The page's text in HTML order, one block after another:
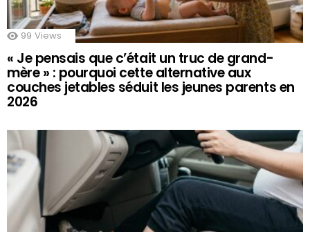
99 Views
« Je pensais que c’était un truc de grand-
mère » : pourquoi cette alternative aux
couches jetables séduit les jeunes parents en
2026